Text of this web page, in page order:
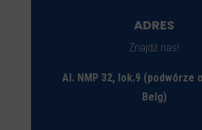
ADRES
Znajdź nas!
Al. NMP 32, lok.9 (podwórze
Belg)